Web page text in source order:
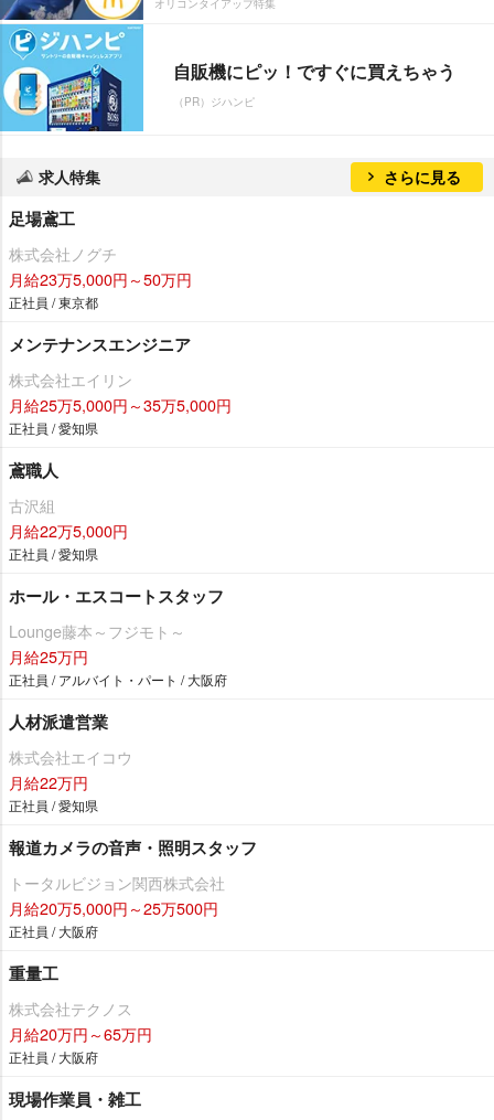
自販機にピッ！ですぐに買えちゃう
（PR）ジハンピ
求人特集 さらに見る
足場鳶工
株式会社ノグチ
月給23万5,000円～50万円
正社員 / 東京都
メンテナンスエンジニア
株式会社エイリン
月給25万5,000円～35万5,000円
正社員 / 愛知県
鳶職人
古沢組
月給22万5,000円
正社員 / 愛知県
ホール・エスコートスタッフ
Lounge藤本～フジモト～
月給25万円
正社員 / アルバイト・パート / 大阪府
人材派遣営業
株式会社エイコウ
月給22万円
正社員 / 愛知県
報道カメラの音声・照明スタッフ
トータルビジョン関西株式会社
月給20万5,000円～25万500円
正社員 / 大阪府
重量工
株式会社テクノス
月給20万円～65万円
正社員 / 大阪府
現場作業員・雑工